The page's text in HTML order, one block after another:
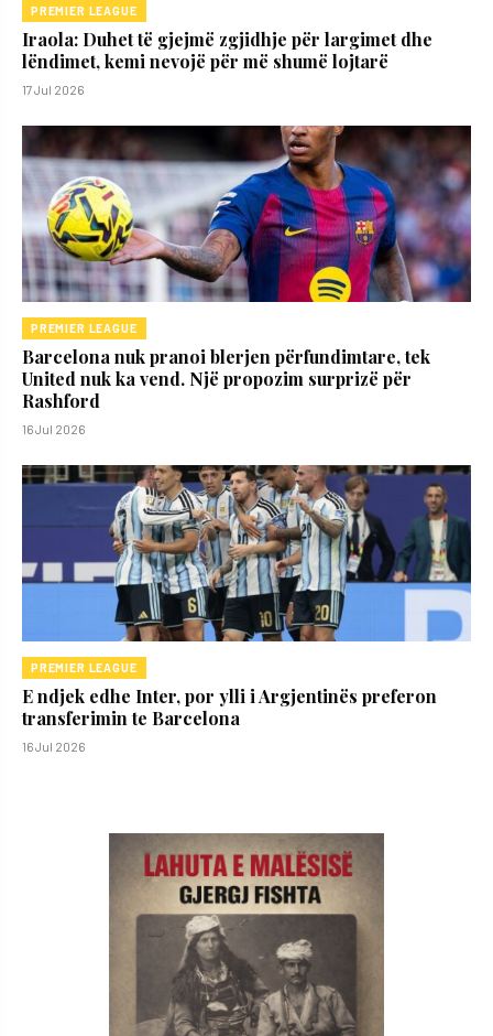
PREMIER LEAGUE
Iraola: Duhet të gjejmë zgjidhje për largimet dhe
lëndimet, kemi nevojë për më shumë lojtarë
17 Jul 2026
PREMIER LEAGUE
Barcelona nuk pranoi blerjen përfundimtare, tek
United nuk ka vend. Një propozim surprizë për
Rashford
16 Jul 2026
PREMIER LEAGUE
E ndjek edhe Inter, por ylli i Argjentinës preferon
transferimin te Barcelona
16 Jul 2026